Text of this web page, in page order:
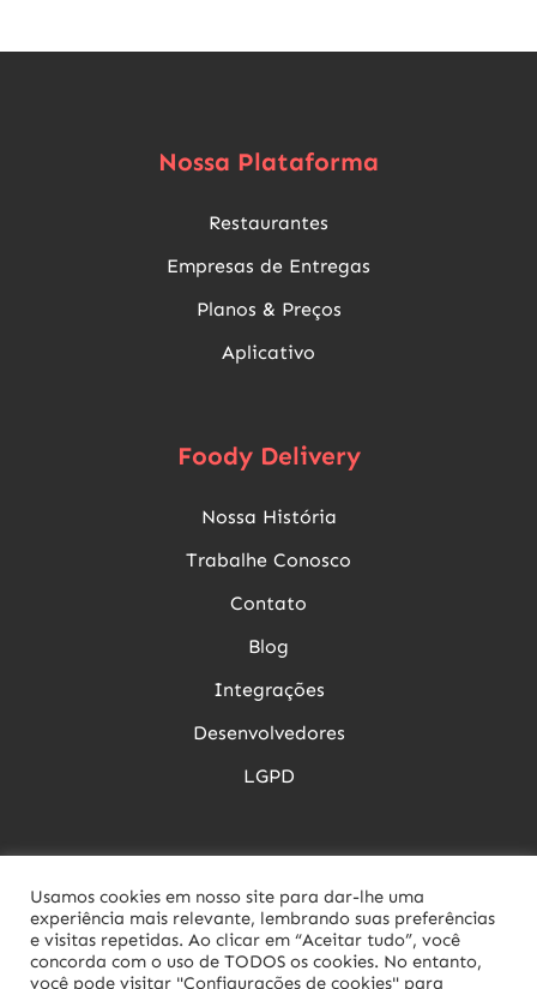
Nossa Plataforma
Restaurantes
Empresas de Entregas
Planos & Preços
Aplicativo
Foody Delivery
Nossa História
Trabalhe Conosco
Contato
Blog
Integrações
Desenvolvedores
LGPD
Usamos cookies em nosso site para dar-lhe uma
experiência mais relevante, lembrando suas preferências
e visitas repetidas. Ao clicar em “Aceitar tudo”, você
concorda com o uso de TODOS os cookies. No entanto,
você pode visitar "Configurações de cookies" para